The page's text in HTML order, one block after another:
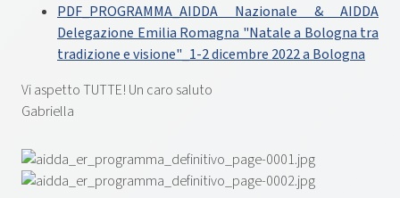
PDF_PROGRAMMA_AIDDA Nazionale & AIDDA
Delegazione Emilia Romagna "Natale a Bologna tra
tradizione e visione"_1-2 dicembre 2022 a Bologna
Vi aspetto TUTTE! Un caro saluto
Gabriella